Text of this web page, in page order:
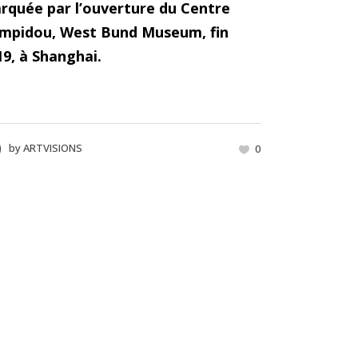
par l’ouverture du Centre
West Bund Museum, fin
à Shanghai.
byARTVISIONS 0